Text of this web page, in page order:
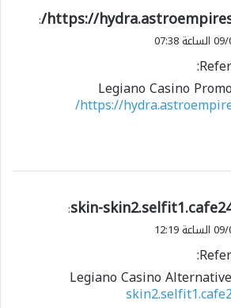
https://
:
07:38
Legiano Casino
https://
skin-
:
12:19
Legiano Casino Alternative